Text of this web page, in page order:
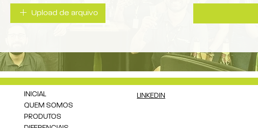
Upload de arquivo
INICIAL
QUEM SOMOS
PRODUTOS
LINKEDIN